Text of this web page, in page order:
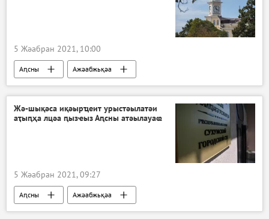
5 Жәабран 2021, 10:00
Аԥсны Ажәабжьқәа
Жә-шықәса иқәырҵеит урыстәылатәи
аҭыԥҳа лцәа ԥызҽыз Аԥсны атәылауаҩ
5 Жәабран 2021, 09:27
Аԥсны Ажәабжьқәа